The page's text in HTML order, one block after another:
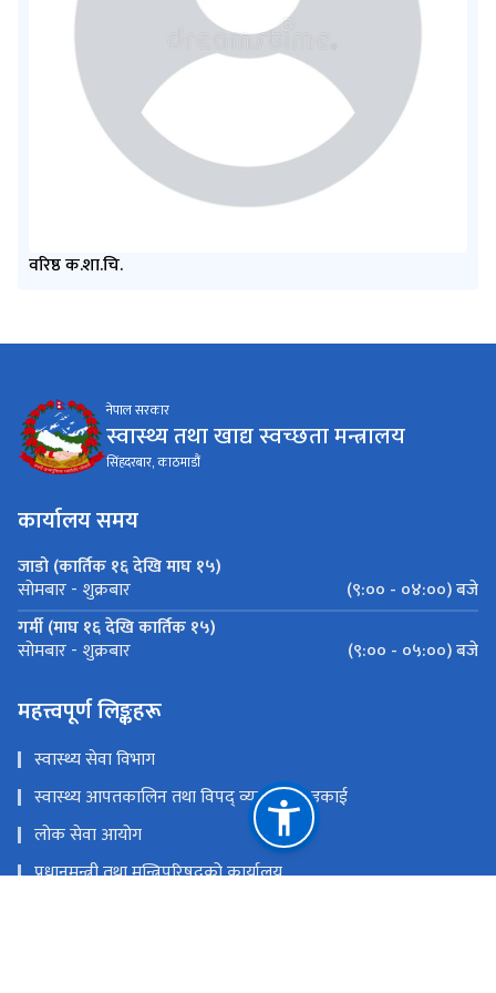
वरिष्ठ क.शा.चि.
नेपाल सरकार
स्वास्थ्य तथा खाद्य स्वच्छता मन्त्रालय
सिंहदरबार, काठमाडौं
कार्यालय समय
जाडो (कार्तिक १६ देखि माघ १५)
सोमबार - शुक्रबार
(९:०० - ०४:००) बजे
गर्मी (माघ १६ देखि कार्तिक १५)
सोमबार - शुक्रबार (९:०० - ०५:००) बजे
महत्त्वपूर्ण लिङ्कहरू
स्वास्थ्य सेवा विभाग
स्वास्थ्य आपतकालिन तथा विपद् व्यवस्थापन इकाई
लोक सेवा आयोग
प्रधानमन्त्री तथा मन्त्रिपरिषद्‍को कार्यालय